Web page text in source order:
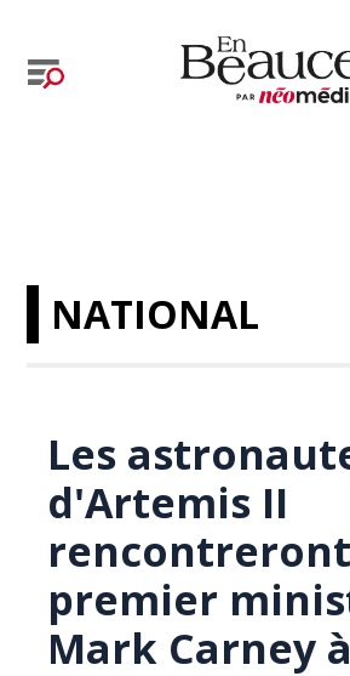
NATIONAL
Les
d'Artemis II
premier
Mark Carney à